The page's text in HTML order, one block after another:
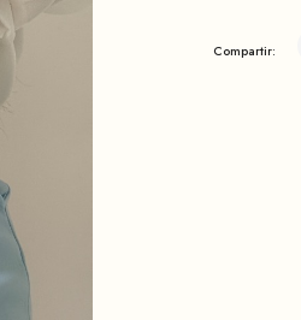
Compartir: